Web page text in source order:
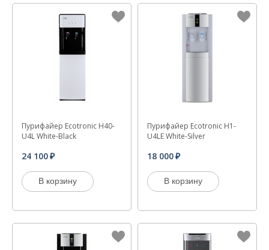
Пурифайер Ecotronic H40-
U4L White-Black
24 100
В корзину
Пурифайер Ecotronic H1-
U4LE White-Silver
18 000
В корзину